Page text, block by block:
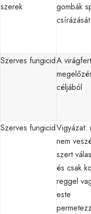
szerek
gombák
csírázását
Szerves fungicidA
céljából
Szerves fungicidVigyázat:
nem
szert
és csak
reggel
este